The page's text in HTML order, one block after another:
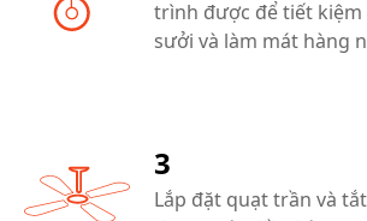
trình được để tiết kiệm
sưởi và làm mát hàng
3
Lắp đặt quạt trần và